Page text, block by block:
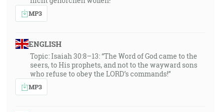
MP3
ENGLISH
Topic: Isaiah 30:8–13: “The Word of God came to the
seers, to His prophets, and not to the wayward sons
who refuse to obey the LORD’s commands!”
MP3